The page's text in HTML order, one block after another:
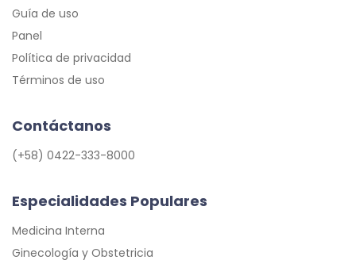
Guía de uso
Panel
Política de privacidad
Términos de uso
Contáctanos
(+58) 0422-333-8000
Especialidades Populares
Medicina Interna
Ginecología y Obstetricia